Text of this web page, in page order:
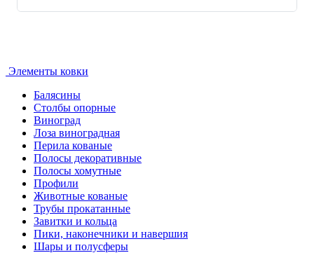
Элементы ковки
Балясины
Столбы опорные
Виноград
Лоза виноградная
Перила кованые
Полосы декоративные
Полосы хомутные
Профили
Животные кованые
Трубы прокатанные
Завитки и кольца
Пики, наконечники и навершия
Шары и полусферы